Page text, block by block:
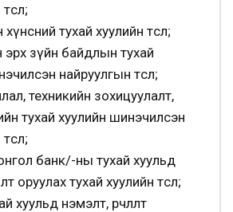
тухай хуулийн төсөл;
эрх зүйн байдлын тухай
найруулгын төсөл;
техникийн зохицуулалт,
тухай хуулийн шинэчилсэн
банк/-ны тухай хуульд
оруулах тухай хуулийн төсөл;
хуульд нэмэлт, өөрчлөлт